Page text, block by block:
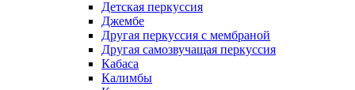
Детская перкуссия
Джембе
Другая перкуссия с мембраной
Другая самозвучащая перкуссия
Кабаса
Калимбы